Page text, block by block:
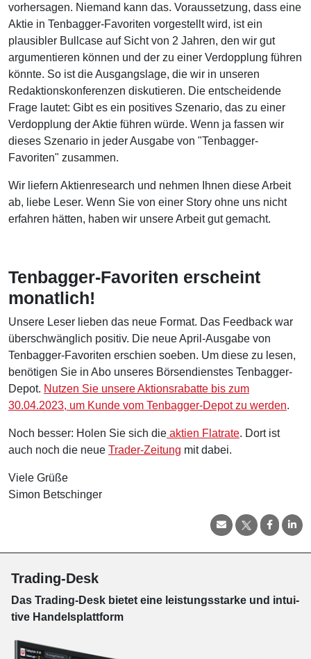
vorhersagen. Niemand kann das. Voraussetzung, dass eine
Aktie in Tenbagger-Favoriten vorgestellt wird, ist ein
plausibler Bullcase auf Sicht von 2 Jahren, den wir gut
argumentieren können und der zu einer Verdopplung führen
könnte. So ist die Ausgangslage, die wir in unseren
Redaktionskonferenzen diskutieren. Die entscheidende
Frage lautet: Gibt es ein positives Szenario, das zu einer
Verdopplung der Aktie führen würde. Wenn ja fassen wir
dieses Szenario in jeder Ausgabe von "Tenbagger-
Favoriten" zusammen.
Wir liefern Aktienresearch und nehmen Ihnen diese Arbeit
ab, liebe Leser. Wenn Sie von einer Story ohne uns nicht
erfahren hätten, haben wir unsere Arbeit gut gemacht.
Tenbagger-Favoriten erscheint
monatlich!
Unsere Leser lieben das neue Format. Das Feedback war
überschwänglich positiv. Die neue April-Ausgabe von
Tenbagger-Favoriten erschien soeben. Um diese zu lesen,
benötigen Sie in Abo unseres Börsendienstes Tenbagger-
Depot. Nutzen Sie unsere Aktionsrabatte bis zum
30.04.2023, um Kunde vom Tenbagger-Depot zu werden.
Noch besser: Holen Sie sich die aktien Flatrate. Dort ist
auch noch die neue Trader-Zeitung mit dabei.
Viele Grüße
Simon Betschinger
Trading-Desk
Das Trading-Desk bie­tet eine leis­tungs­star­ke und in­tui­
tive Han­dels­platt­form